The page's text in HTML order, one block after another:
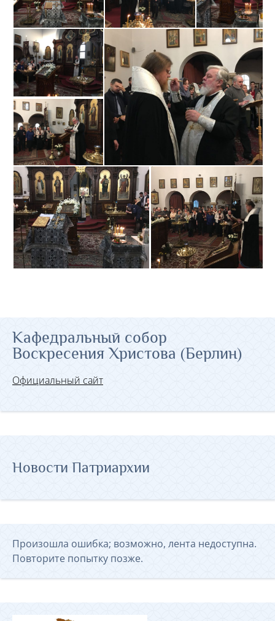
Кафедральный собор
Воскресения Христова (Берлин)
Официальный сайт
Новости Патриархии
Произошла ошибка; возможно, лента недоступна.
Повторите попытку позже.